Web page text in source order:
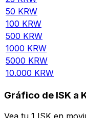
50 KRW
100 KRW
500 KRW
1000 KRW
5000 KRW
10.000 KRW
Gráfico de ISK a
Vea tu 1 ISK en